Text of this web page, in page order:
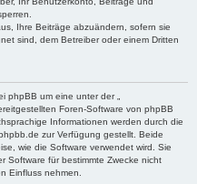
Ihre Beiträge abzuändern, sofern sie
sind, dem Betreiber oder einem Dritten
phpBB um eine unter der „
Foren-Software von phpBB
Informationen werden durch die
zur Verfügung gestellt. Beide
wie die Software verwendet wird. Sie
Software für bestimmte Zwecke nicht
Einfluss nehmen.